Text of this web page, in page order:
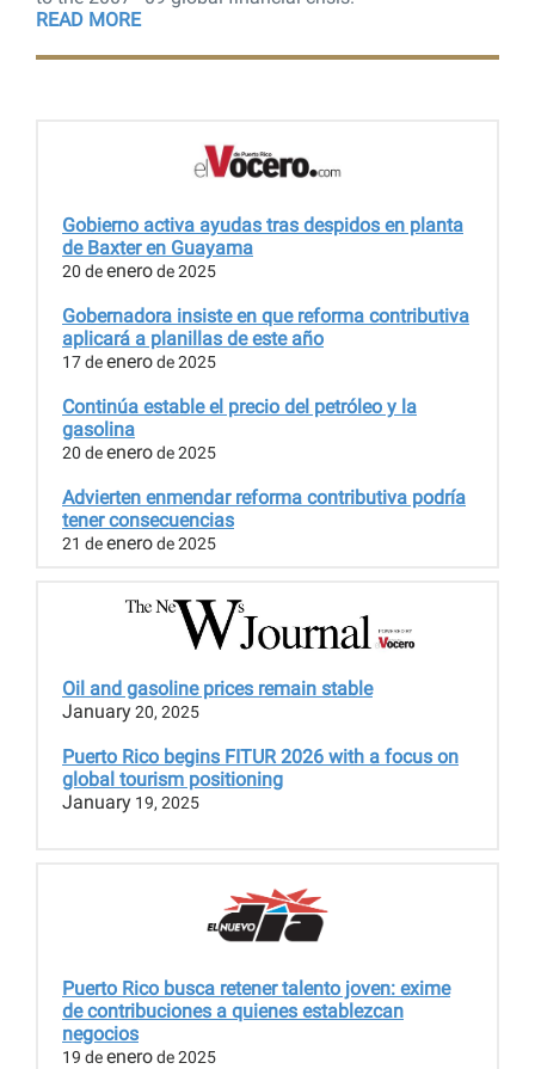
READ MORE
Gobierno activa ayudas tras despidos en planta
de Baxter en Guayama
20 deenerode 2025
Gobernadora insiste en que reforma contributiva
aplicará a planillas de este año
17 deenerode 2025
Continúa estable el precio del petróleo y la
gasolina
20 deenerode 2025
Advierten enmendar reforma contributiva podría
tener consecuencias
21 deenerode 2025
Oil and gasoline prices remain stable
January20, 2025
Puerto Rico begins FITUR 2026 with a focus on
global tourism positioning
January 19, 2025
Puerto Rico busca retener talento joven: exime
de contribuciones a quienes establezcan
negocios
19 deenerode 2025